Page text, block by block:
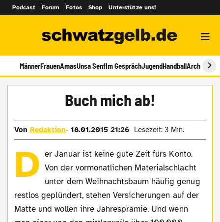
Podcast Forum Fotos Shop Unterstütze uns!
MännerFrauenAmasUnsa SenfIm GesprächJugendHandballArchiv
Buch mich ab!
VonRedaktion 18.01.2015 21:26 Lesezeit: 3 Min.
D er Januar ist keine gute Zeit fürs Konto.
Von der vormonatlichen Materialschlacht
unter dem Weihnachtsbaum häufig genug
restlos geplündert, stehen Versicherungen auf der
Matte und wollen ihre Jahresprämie. Und wenn